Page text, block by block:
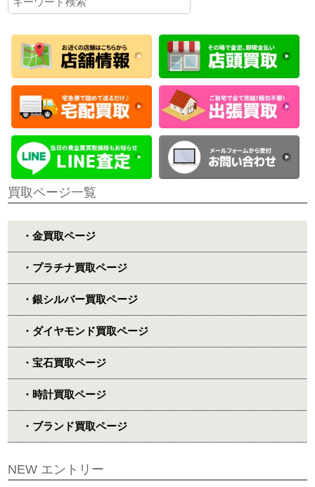
買取ページ一覧
・金買取ページ
・プラチナ買取ページ
・銀シルバー買取ページ
・ダイヤモンド買取ページ
・宝石買取ページ
・時計買取ページ
・ブランド買取ページ
NEW エントリー